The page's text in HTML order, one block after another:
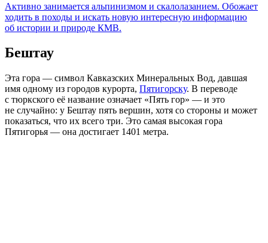
Активно занимается альпинизмом и скалолазанием. Обожает
ходить в походы и искать новую интересную информацию
об истории и природе КМВ.
Бештау
Эта гора — символ Кавказских Минеральных Вод, давшая
имя одному из городов курорта, Пятигорску. В переводе
с тюркского её название означает «Пять гор» — и это
не случайно: у Бештау пять вершин, хотя со стороны и может
показаться, что их всего три. Это самая высокая гора
Пятигорья — она достигает 1401 метра.